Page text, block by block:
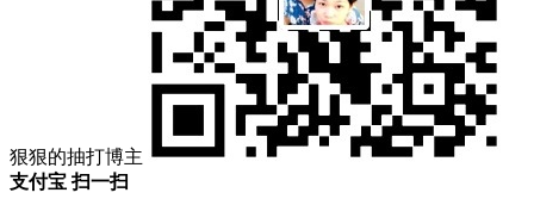
狠狠的抽打博主
支付宝 扫一扫